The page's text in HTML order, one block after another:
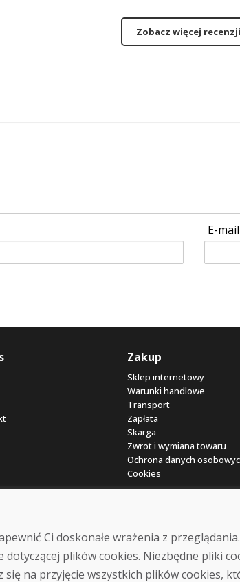
Zobacz więcej
E-mail
Zakup
Sklep internetowy
Warunki handlowe
Transport
Zapłata
Skarga
Zwrot i wymiana towaru
Ochrona danych
Cookies
Ci doskonałe wrażenia z
plików cookies. Niezbędne pliki
się na przyjęcie wszystkich plików cookies,